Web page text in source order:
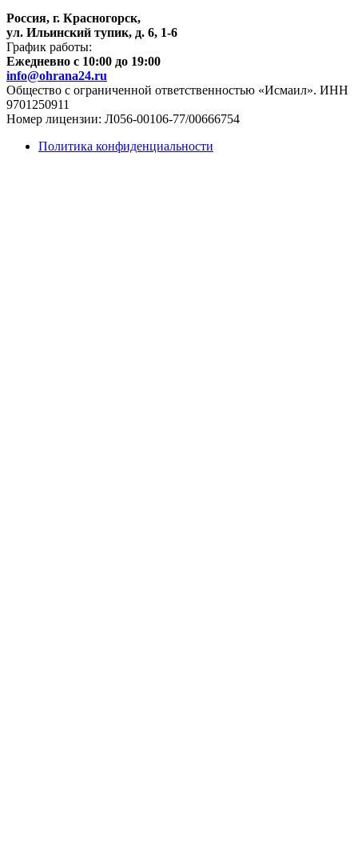
Россия, г. Красногорск,
ул. Ильинский тупик, д. 6, 1-6
График работы:
Ежедневно c 10:00 до 19:00
info@ohrana24.ru
Общество с ограниченной ответственностью «Исмаил». ИНН
9701250911
Номер лицензии: Л056-00106-77/00666754
Политика конфиденциальности